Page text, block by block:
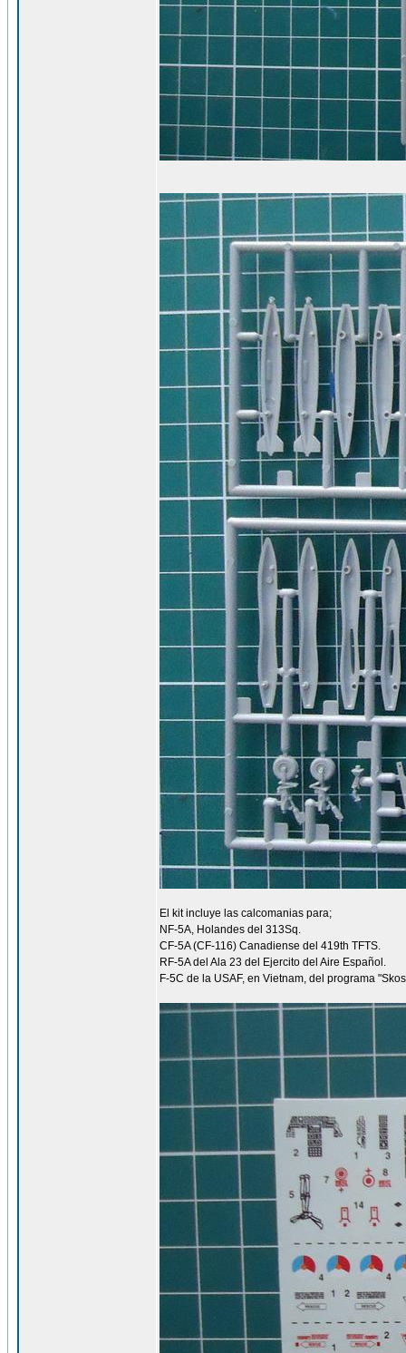
El kit incluye las calcomanias para;
NF-5A, Holandes del 313Sq.
CF-5A (CF-116) Canadiense del 419th TFTS.
RF-5A del Ala 23 del Ejercito del Aire Español.
F-5C de la USAF, en Vietnam, del programa